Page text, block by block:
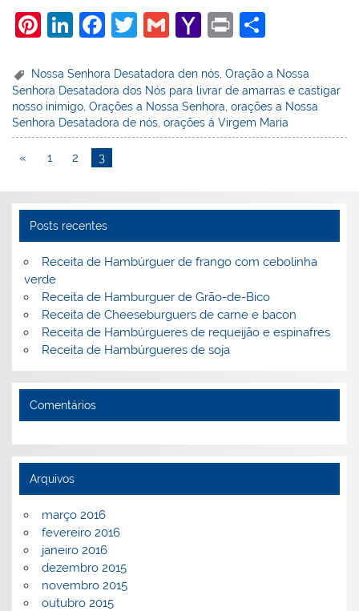
Pi
er
e
st
Li
k
e
dI
n
F
c
e
b
o
k
T
itt
er
G
ai
l
Y
h
o
o
l
Pr
t
ar
e
Nossa Senhora Desatadora den nós ,Oração a Nossa
Senhora Desatadora dos Nós para livrar de amarras e castigar
nosso inimigo,Orações a Nossa Senhora,orações a Nossa
Senhora Desatadora de nós,orações á Virgem Maria
« 1 2 3
Posts recentes
Receita de Hambúrguer de frango com cebolinha
verde
Receita de Hamburguer de Grão-de-Bico
Receita de Cheeseburguers de carne e bacon
Receita de Hambúrgueres de requeijão e espinafres
Receita de Hambúrgueres de soja
Comentários
Arquivos
março 2016
fevereiro 2016
janeiro 2016
dezembro 2015
novembro 2015
outubro 2015